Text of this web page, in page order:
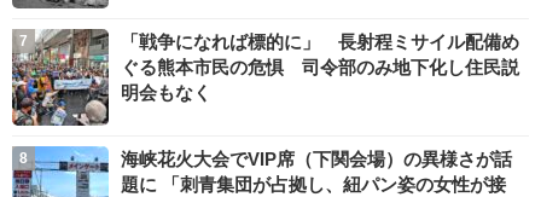
「戦争になれば標的に」 長射程ミサイル配備め
ぐる熊本市民の危惧 司令部のみ地下化し住民説
明会もなく
海峡花火大会でVIP席（下関会場）の異様さが話
題に 「刺青集団が占拠し、紐パン姿の女性が接